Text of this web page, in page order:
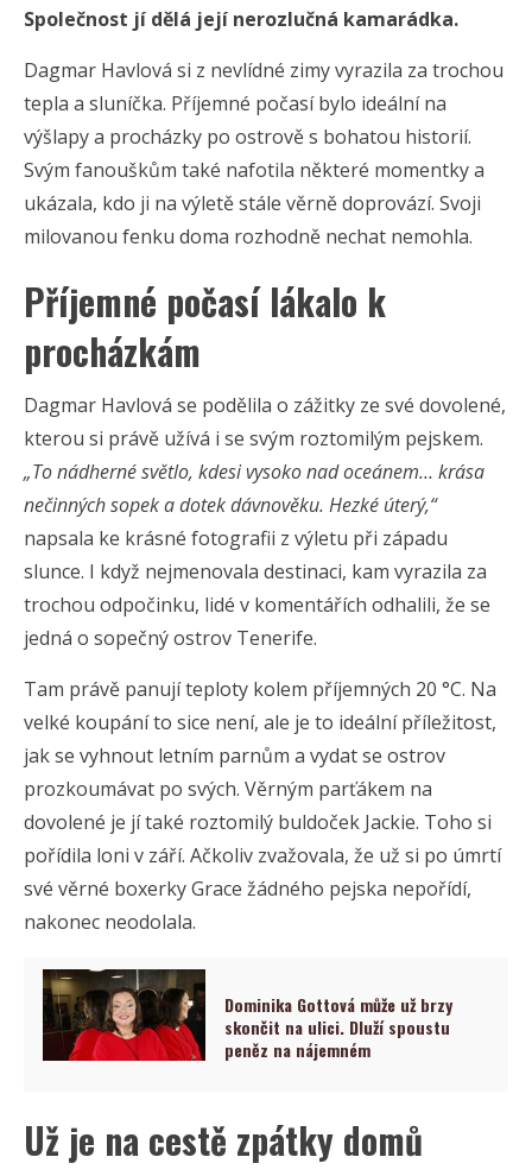
Společnost jí dělá její nerozlučná kamarádka.
Dagmar Havlová si z nevlídné zimy vyrazila za trochou
tepla a sluníčka. Příjemné počasí bylo ideální na
výšlapy a procházky po ostrově s bohatou historií.
Svým fanouškům také nafotila některé momentky a
ukázala, kdo ji na výletě stále věrně doprovází. Svoji
milovanou fenku doma rozhodně nechat nemohla.
Příjemné počasí lákalo k
procházkám
Dagmar Havlová se podělila o zážitky ze své dovolené,
kterou si právě užívá i se svým roztomilým pejskem.
„To nádherné světlo, kdesi vysoko nad oceánem… krása
nečinných sopek a dotek dávnověku. Hezké úterý,“
napsala ke krásné fotografii z výletu při západu
slunce. I když nejmenovala destinaci, kam vyrazila za
trochou odpočinku, lidé v komentářích odhalili, že se
jedná o sopečný ostrov Tenerife.
Tam právě panují teploty kolem příjemných 20 °C. Na
velké koupání to sice není, ale je to ideální příležitost,
jak se vyhnout letním parnům a vydat se ostrov
prozkoumávat po svých. Věrným parťákem na
dovolené je jí také roztomilý buldoček Jackie. Toho si
pořídila loni v září. Ačkoliv zvažovala, že už si po úmrtí
své věrné boxerky Grace žádného pejska nepořídí,
nakonec neodolala.
Dominika Gottová může už brzy
skončit na ulici. Dluží spoustu
peněz na nájemném
Už je na cestě zpátky domů